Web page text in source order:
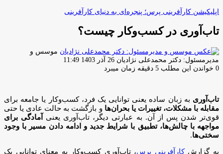
اپلیکیشن کارآفرینی پرس؛ پنجره‌ای به دنیای کارآفرینی
تاب‌آوری در کسب‌و‌کار چیست؟
موسس و
مدیرمسئول: دکتر محمدعلی نژادیان ارسال
ایمیل
26 آذر 1403 11:49
0 خواندن این مطلب 5 دقیقه زمان میبرد
تاب‌آوری به زبان ساده یعنی توانایی یک فرد، کسب‌وکار یا جامعه برای
مقابله با مشکلات، تغییرات یا بحران‌ها و بازگشت به حالت عادی یا حتی
قوی‌تر شدن پس از آن. به عبارتی دیگر، تاب‌آوری یعنی
آمادگی برای
مواجهه با چالش‌ها، تطبیق با شرایط جدید و ادامه دادن مسیر با وجود
سختی‌ها.
به گزارشکارآفرینی پرس، تاب‌آوری کسب‌وکار به معنای توانایی یک